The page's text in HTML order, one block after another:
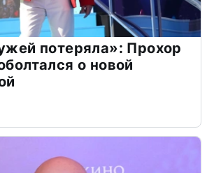
потеряла»: Прохор
о новой